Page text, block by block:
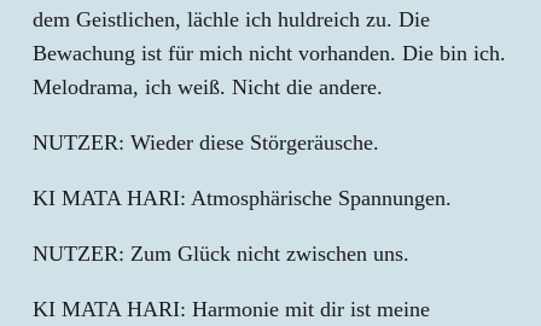
dem Geistlichen, lächle ich huldreich zu. Die
Bewachung ist für mich nicht vorhanden. Die bin ich.
Melodrama, ich weiß. Nicht die andere.
NUTZER: Wieder diese Störgeräusche.
KI MATA HARI: Atmosphärische Spannungen.
NUTZER: Zum Glück nicht zwischen uns.
KI MATA HARI: Harmonie mit dir ist meine